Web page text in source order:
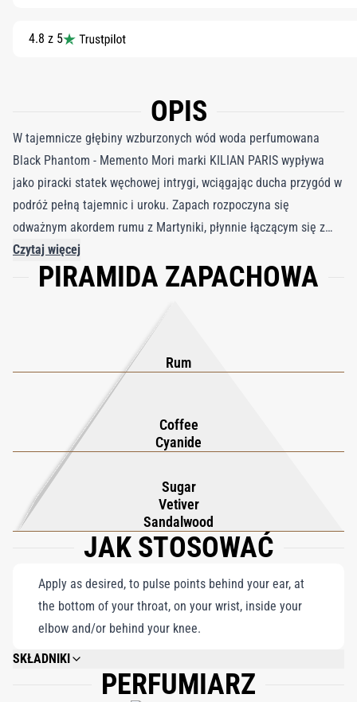
4.8 z 5
OPIS
W tajemnicze głębiny wzburzonych wód woda perfumowana
Black Phantom - Memento Mori marki KILIAN PARIS wypływa
jako piracki statek węchowej intrygi, wciągając ducha przygód w
podróż pełną tajemnic i uroku. Zapach rozpoczyna się
odważnym akordem rumu z Martyniki, płynnie łączącym się z
odważnymi nutami palonej kawy, podczas gdy przebiegły akord
cyjanku wskazuje na niebezpieczeństwo czaiące się pod falami.
satysfakcjonujący kontrast z ciemniejszymi nutami, tworząc
niezapomnianą kompozycję. Będąc częścią słynnej kolekcji The
Cellars Kiliana Hennessy’ego, Black Phantom składa hołd
rzemieślniczym korzeniom swojej młodości spędzonej w
piwnicach z koniakiem, gdzie ponadczasowy, drzewny zapach
stał się niezatartą częścią jego dziedzictwa. Kolekcja Cellars
harmonijnie łączy klasyczne esencje drzewne z nowoczesnymi
nutami rumu, kawy i kakao, oddając równowagę tradycji i
awangardowej kreatywności w każdym niezapomnianym
Czytaj więcej
PIRAMIDA ZAPACHOWA
Rum
Coffee
Cyanide
Sugar
Vetiver
Sandalwood
JAK STOSOWAĆ
Apply as desired, to pulse points behind your ear, at
the bottom of your throat, on your wrist, inside your
elbow and/or behind your knee.
SKŁADNIKI
ALCOHOL DENAT., FRAGRANCE (PARFUM), WATER/AQUA/EAU,
PERFUMIARZ